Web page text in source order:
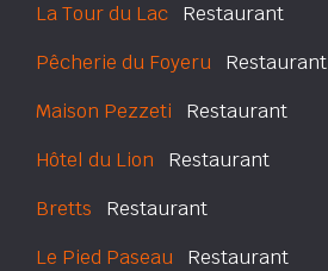
La Tour du Lac Restaurant
Pêcherie du Foyeru Restaurant
Maison Pezzeti Restaurant
Hôtel du Lion Restaurant
Bretts Restaurant
Le Pied Paseau Restaurant